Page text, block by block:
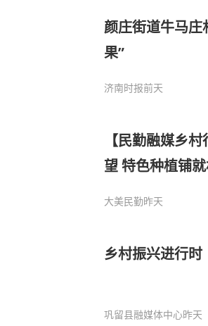
颜庄街道牛马庄
果”
济南时报前天
【民勤融媒乡
望 特色种植铺
大美民勤昨天
乡村振兴进行
巩留县融媒体中心昨天